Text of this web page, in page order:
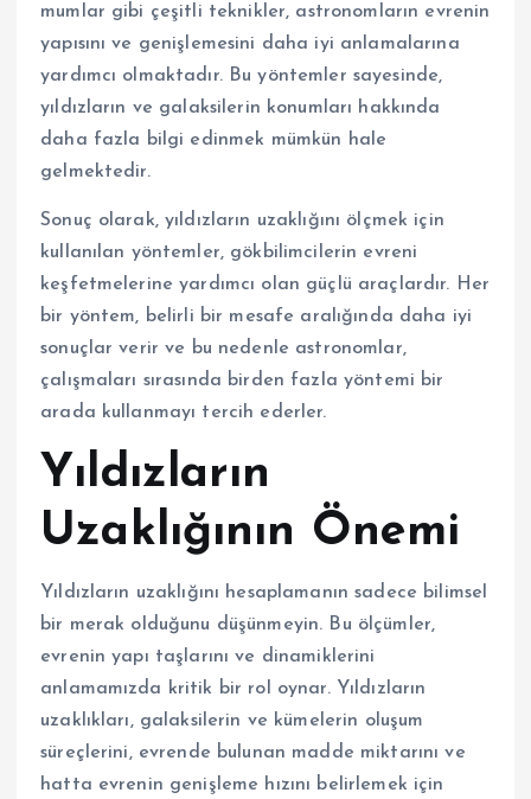
mumlar gibi çeşitli teknikler, astronomların evrenin
yapısını ve genişlemesini daha iyi anlamalarına
yardımcı olmaktadır. Bu yöntemler sayesinde,
yıldızların ve galaksilerin konumları hakkında
daha fazla bilgi edinmek mümkün hale
gelmektedir.
Sonuç olarak, yıldızların uzaklığını ölçmek için
kullanılan yöntemler, gökbilimcilerin evreni
keşfetmelerine yardımcı olan güçlü araçlardır. Her
bir yöntem, belirli bir mesafe aralığında daha iyi
sonuçlar verir ve bu nedenle astronomlar,
çalışmaları sırasında birden fazla yöntemi bir
arada kullanmayı tercih ederler.
Yıldızların
Uzaklığının Önemi
Yıldızların uzaklığını hesaplamanın sadece bilimsel
bir merak olduğunu düşünmeyin. Bu ölçümler,
evrenin yapı taşlarını ve dinamiklerini
anlamamızda kritik bir rol oynar. Yıldızların
uzaklıkları, galaksilerin ve kümelerin oluşum
süreçlerini, evrende bulunan madde miktarını ve
hatta evrenin genişleme hızını belirlemek için